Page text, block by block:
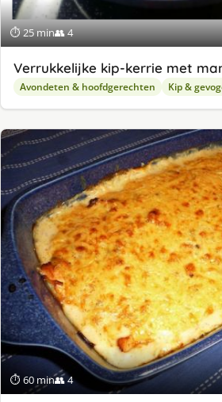
⏱ 25 min👥 4
Verrukkelijke kip-kerrie met
Avondeten & hoofdgerechten Kip &
⏱ 60 min👥 4